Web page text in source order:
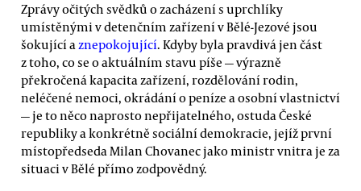
Zprávy očitých svědků o zacházení s uprchlíky
umístěnými v detenčním zařízení v Bělé-Jezové jsou
šokující aznepokojující. Kdyby byla pravdivá jen část
z toho, co se o aktuálním stavu píše — výrazně
překročená kapacita zařízení, rozdělování rodin,
neléčené nemoci, okrádání o peníze a osobní vlastnictví
— je to něco naprosto nepřijatelného, ostuda České
republiky a konkrétně sociální demokracie, jejíž první
místopředseda Milan Chovanec jako ministr vnitra je za
situaci v Bělé přímo zodpovědný.